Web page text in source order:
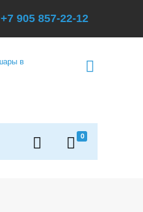
+7 905 857-22-12
0